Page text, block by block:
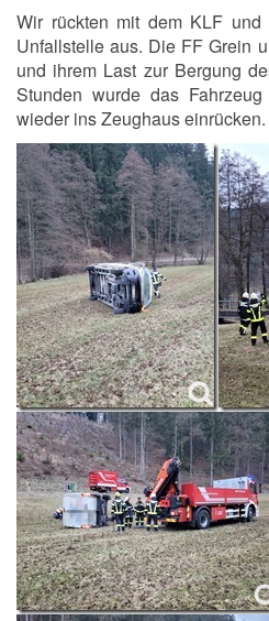
Wir rückten mit dem KLF
Unfallstelle aus. Die FF Grein
und ihrem Last zur Bergung
Stunden wurde das
wieder ins Zeughaus einrücken.